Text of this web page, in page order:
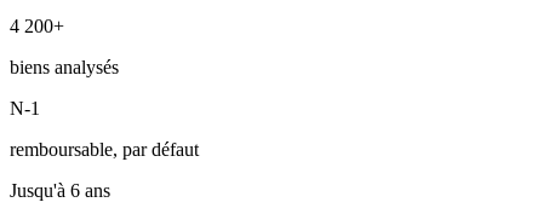
4 200+
biens analysés
N-1
remboursable, par défaut
Jusqu'à 6 ans